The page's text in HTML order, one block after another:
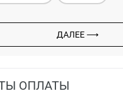
ДАЛЕЕ ⟶
ОПЛАТЫ